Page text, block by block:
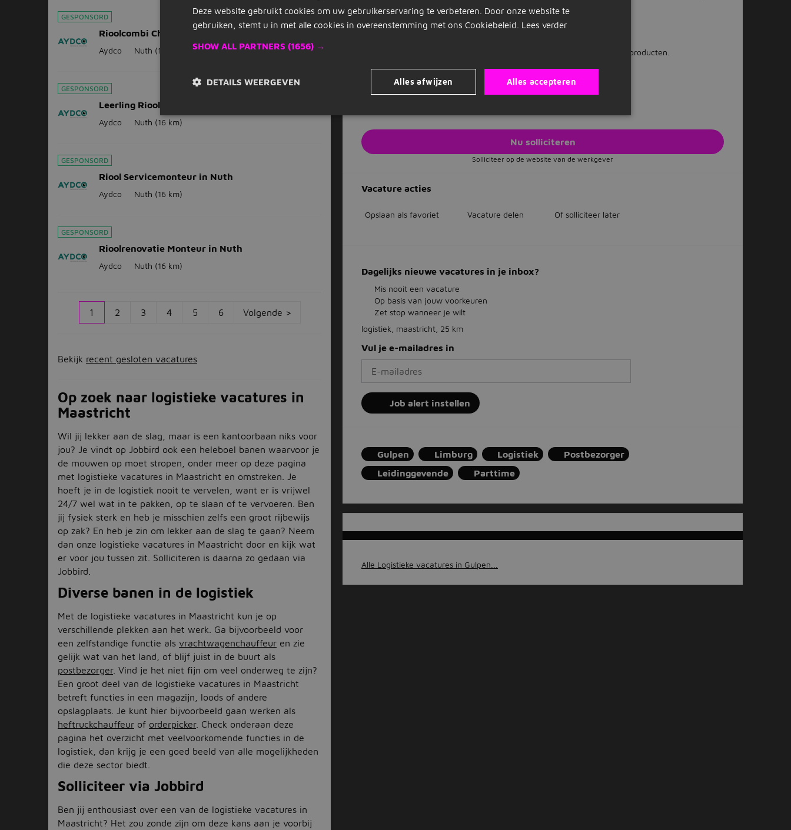
GESPONSORD
Rioolcombi Chauffeur Nuth
Aydco Nuth (16 km)
GESPONSORD
Leerling Rioolreiniger in Nuth
Aydco Nuth (16 km)
GESPONSORD
Riool Servicemonteur in Nuth
Aydco Nuth (16 km)
GESPONSORD
Rioolrenovatie Monteur in Nuth
Aydco Nuth (16 km)
1 2 3 4 5 6 Volgende >
Bekijk recent gesloten vacatures
Op zoek naar logistieke vacatures in
Maastricht
Wil jij lekker aan de slag, maar is een kantoorbaan niks voor
jou? Je vindt op Jobbird ook een heleboel banen waarvoor je
de mouwen op moet stropen, onder meer op deze pagina
met logistieke vacatures in Maastricht en omstreken. Je
hoeft je in de logistiek nooit te vervelen, want er is vrijwel
24/7 wel wat in te pakken, op te slaan of te vervoeren. Ben
jij fysiek sterk en heb je misschien zelfs een groot rijbewijs
op zak? En heb je zin om lekker aan de slag te gaan? Neem
dan onze logistieke vacatures in Maastricht door en kijk wat
er voor jou tussen zit. Solliciteren is daarna zo gedaan via
Jobbird.
Diverse banen in de logistiek
Met de logistieke vacatures in Maastricht kun je op
verschillende plekken aan het werk. Ga bijvoorbeeld voor
een zelfstandige functie als vrachtwagenchauffeur en zie
gelijk wat van het land, of blijf juist in de buurt als
postbezorger. Vind je het niet fijn om veel onderweg te zijn?
Een groot deel van de logistieke vacatures in Maastricht
betreft functies in een magazijn, loods of andere
opslagplaats. Je kunt hier bijvoorbeeld gaan werken als
heftruckchauffeur of orderpicker. Check onderaan deze
pagina het overzicht met veelvoorkomende functies in de
logistiek, dan krijg je een goed beeld van alle mogelijkheden
die deze sector biedt.
Solliciteer via Jobbird
Ben jij enthousiast over een van de logistieke vacatures in
Maastricht? Het zou zonde zijn om deze kans aan je voorbij
En verder:
Je krijgt kortingen op (zorg)verzekeringen, vakanties, uitjes en leuke producten.
Salarisomschrijving
Nu solliciteren
Solliciteer op de website van de werkgever
Vacature acties
Opslaan als favoriet Vacature delen Of solliciteer later
Dagelijks nieuwe vacatures in je inbox?
Mis nooit een vacature
Op basis van jouw voorkeuren
Zet stop wanneer je wilt
logistiek, maastricht, 25 km
Vul je e-mailadres in
Job alert instellen
Gulpen Limburg Logistiek
Postbezorger
Leidinggevende
Parttime
Alle Logistieke vacatures in Gulpen...
Deze website gebruikt cookies om uw gebruikerservaring te verbeteren. Door onze website te
gebruiken, stemt u in met alle cookies in overeenstemming met ons Cookiebeleid. Lees verder
SHOW ALL PARTNERS (1656) →
Alles accepteren
Alles afwijzen
DETAILS WEERGEVEN